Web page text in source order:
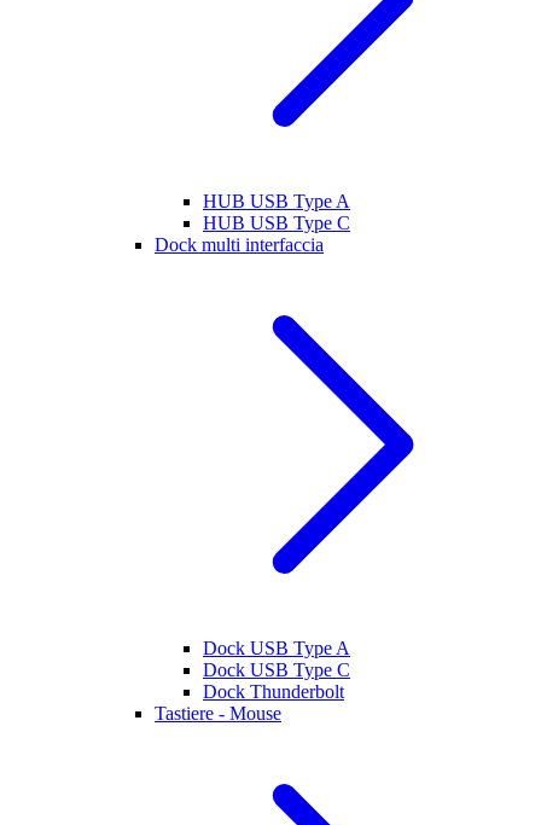
HUB USB Type A
HUB USB Type C
Dock multi interfaccia
Dock USB Type A
Dock USB Type C
Dock Thunderbolt
Tastiere - Mouse